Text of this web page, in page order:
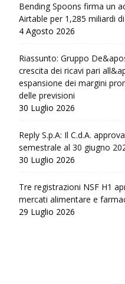
Bending Spoons firma un
Airtable per 1,285 miliardi
4 Agosto 2026
Riassunto: Gruppo
crescita dei ricavi pari
espansione dei margini
delle previsioni
30 Luglio 2026
Reply S.p.A: Il C.d.A.
semestrale al 30 giugno
30 Luglio 2026
Tre registrazioni NSF H1
mercati alimentare e
29 Luglio 2026